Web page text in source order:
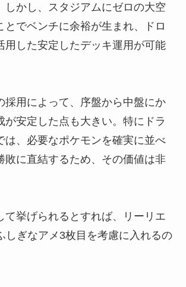
しかし、スタジアムにゼロの大空
とでベンチに余裕が生まれ、ドロ
用した安定したデッキ運用が可能
採用によって、序盤から中盤にか
が安定した点も大きい。特にドラ
は、必要なポケモンを確実に並べ
敗に直結するため、その価値は非
て挙げられるとすれば、リーリエ
しぎなアメ3枚目を考慮に入れるの